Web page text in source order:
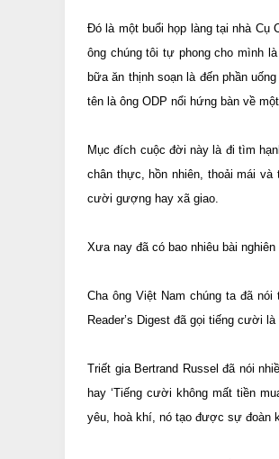
Đó là một buổi họp làng tại nhà Cụ
ông chúng tôi tự phong cho mình
bữa ăn thịnh soạn là đến phần
tên là ông ODP nổi hứng bàn về
Mục đích cuộc đời này là đi tìm
chân thực, hồn nhiên, thoải mái
cười gượng hay xã giao.
Xưa nay đã có bao nhiêu bài
Cha ông Việt Nam chúng ta đã
Reader’s Digest đã gọi tiếng cười
Triết gia Bertrand Russel đã nói
hay ‘Tiếng cười không mất tiền
yêu, hoà khí, nó tạo được sự đoàn